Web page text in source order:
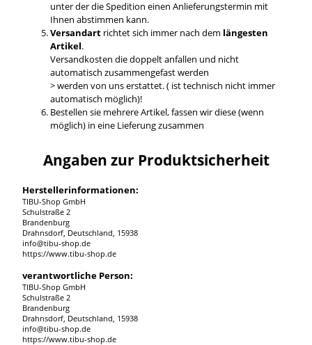
unter der die Spedition einen Anlieferungstermin mit
Ihnen abstimmen kann.
Versandartrichtet sich immer nach dem längesten
Artikel.
Versandkosten die doppelt anfallen und nicht
automatisch zusammengefast werden
> werden von uns erstattet. ( ist technisch nicht immer
automatisch möglich)!
Bestellen sie mehrere Artikel, fassen wir diese (wenn
möglich) in eine Lieferung zusammen
Angaben zur Produktsicherheit
Herstellerinformationen:
TIBU-Shop GmbH
Schulstraße 2
Brandenburg
Drahnsdorf, Deutschland, 15938
info@tibu-shop.de
https://www.tibu-shop.de
verantwortliche Person:
TIBU-Shop GmbH
Schulstraße 2
Brandenburg
Drahnsdorf, Deutschland, 15938
info@tibu-shop.de
https://www.tibu-shop.de